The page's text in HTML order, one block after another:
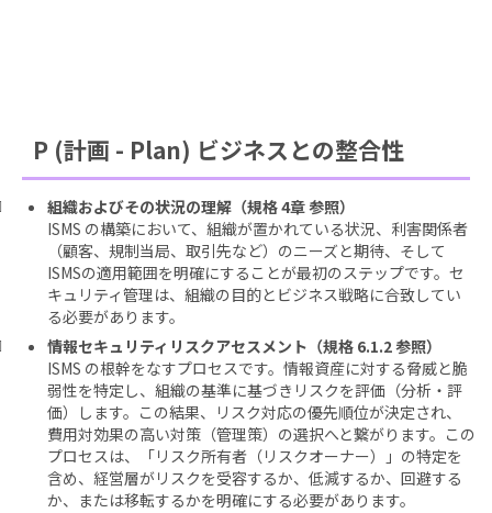
P (計画 - Plan) ビジネスとの整合性
組織およびその状況の理解（規格 4章 参照）
ISMS の構築において、組織が置かれている状況、利害関係者
（顧客、規制当局、取引先など）のニーズと期待、そして
ISMSの適用範囲を明確にすることが最初のステップです。セ
キュリティ管理は、組織の目的とビジネス戦略に合致してい
る必要があります。
情報セキュリティリスクアセスメント（規格 6.1.2 参照）
ISMS の根幹をなすプロセスです。情報資産に対する脅威と脆
弱性を特定し、組織の基準に基づきリスクを評価（分析・評
価）します。この結果、リスク対応の優先順位が決定され、
費用対効果の高い対策（管理策）の選択へと繋がります。この
プロセスは、「リスク所有者（リスクオーナー）」の特定を
含め、経営層がリスクを受容するか、低減するか、回避する
か、または移転するかを明確にする必要があります。